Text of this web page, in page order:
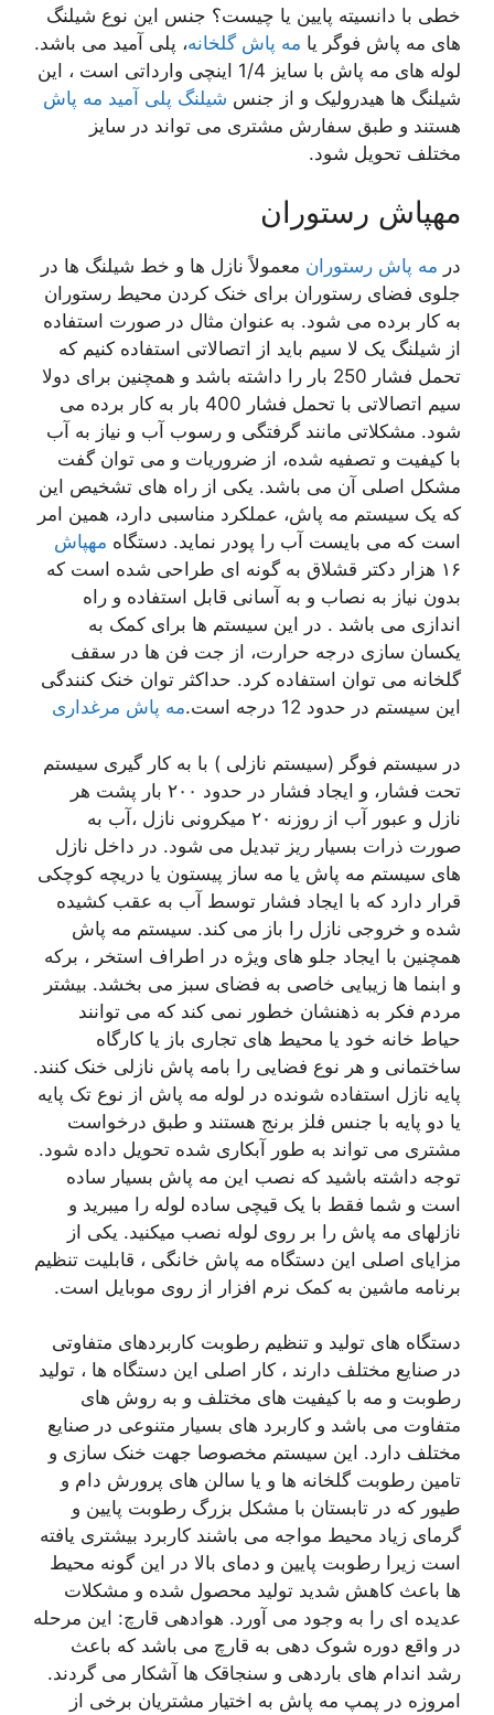
خطی با دانسیته پایین یا چیست؟ جنس این نوع شیلنگ
های مه پاش فوگر یا مه پاش گلخانه، پلی آمید می باشد.
لوله های مه پاش با سایز 1/4 اینچی وارداتی است ، این
شیلنگ ها هیدرولیک و از جنس شیلنگ پلی آمید مه پاش
هستند و طبق سفارش مشتری می تواند در سایز
مختلف تحویل شود.
مهپاش رستوران
در مه پاش رستوران معمولاً نازل ها و خط شیلنگ ها در
جلوی فضای رستوران برای خنک کردن محیط رستوران
به کار برده می شود. به عنوان مثال در صورت استفاده
از شیلنگ یک لا سیم باید از اتصالاتی استفاده کنیم که
تحمل فشار 250 بار را داشته باشد و همچنین برای دولا
سیم اتصالاتی با تحمل فشار 400 بار به کار برده می
شود. مشکلاتی مانند گرفتگی و رسوب آب و نیاز به آب
با کیفیت و تصفیه شده، از ضروریات و می توان گفت
مشکل اصلی آن می باشد. یکی از راه های تشخیص این
که یک سیستم مه پاش، عملکرد مناسبی دارد، همین امر
است که می بایست آب را پودر نماید. دستگاه مهپاش
۱۶ هزار دکتر قشلاق به گونه ای طراحی شده است که
بدون نیاز به نصاب و به آسانی قابل استفاده و راه
اندازی می باشد . در این سیستم ها برای کمک به
یکسان سازی درجه حرارت، از جت فن ها در سقف
گلخانه می توان استفاده کرد. حداکثر توان خنک کنندگی
این سیستم در حدود 12 درجه است.
مه پاش مرغداری
در سیستم فوگر (سیستم نازلی ) با به کار گیری سیستم
تحت فشار، و ایجاد فشار در حدود ۲۰۰ بار پشت هر
نازل و عبور آب از روزنه ۲۰ میکرونی نازل ،آب به
صورت ذرات بسیار ریز تبدیل می شود. در داخل نازل
های سیستم مه پاش یا مه ساز پیستون یا دریچه کوچکی
قرار دارد که با ایجاد فشار توسط آب به عقب کشیده
شده و خروجی نازل را باز می کند. سیستم مه پاش
همچنین با ایجاد جلو های ويژه در اطراف استخر ، برکه
و ابنما ها زیبایی خاصی به فضای سبز می بخشد. بیشتر
مردم فکر به ذهنشان خطور نمی کند که می توانند
حیاط خانه خود یا محیط های تجاری باز یا کارگاه
ساختمانی و هر نوع فضایی را بامه پاش نازلی خنک کنند.
پایه نازل استفاده شونده در لوله مه پاش از نوع تک پایه
یا دو پایه با جنس فلز برنج هستند و طبق درخواست
مشتری می تواند به طور آبکاری شده تحویل داده شود.
توجه داشته باشید که نصب این مه پاش بسیار ساده
است و شما فقط با یک قیچی ساده لوله را میبرید و
نازلهای مه پاش را بر روی لوله نصب میکنید. یکی از
مزایای اصلی این دستگاه مه پاش خانگی ، قابلیت تنظیم
برنامه ماشین به کمک نرم افزار از روی موبایل است.
دستگاه های تولید و تنظیم رطوبت کاربردهای متفاوتی
در صنایع مختلف دارند ، کار اصلی این دستگاه ها ، تولید
رطوبت و مه با کیفیت های مختلف و به روش های
متفاوت می باشد و کاربرد های بسیار متنوعی در صنایع
مختلف دارد. این سیستم مخصوصا جهت خنک سازی و
تامین رطوبت گلخانه ها و یا سالن های پرورش دام و
طیور که در تابستان با مشکل بزرگ رطوبت پایین و
گرمای زیاد محیط مواجه می باشند کاربرد بیشتری یافته
است زیرا رطوبت پایین و دمای بالا در این گونه محیط
ها باعث کاهش شدید تولید محصول شده و مشکلات
عدیده ای را به وجود می آورد. هوادهی قارچ: این مرحله
در واقع دوره شوک دهی به قارچ می باشد که باعث
رشد اندام های باردهی و سنجاقک ها آشکار می گردند.
امروزه در پمپ مه پاش به اختیار مشتریان برخی از